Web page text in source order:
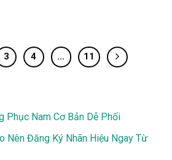
3 4 … 11
Phục Nam Cơ Bản Dễ Phối
Nên Đăng Ký Nhãn Hiệu Ngay Từ